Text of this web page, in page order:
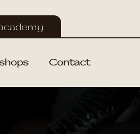
Contact